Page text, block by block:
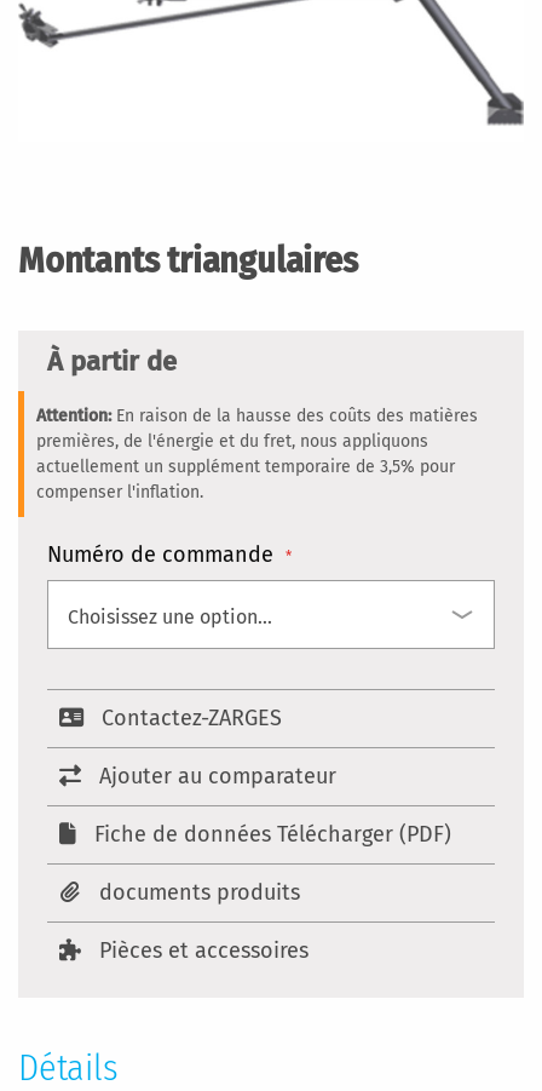
Montants triangulaires
À partir de
Attention:En raison de la hausse des coûts des matières
premières, de l'énergie et du fret, nous appliquons
actuellement un supplément temporaire de 3,5% pour
compenser l'inflation.
Numéro de commande
Contactez-ZARGES
Ajouter au comparateur
Fiche de données Télécharger (PDF)
documents produits
Pièces et accessoires
de
d’images
Détails